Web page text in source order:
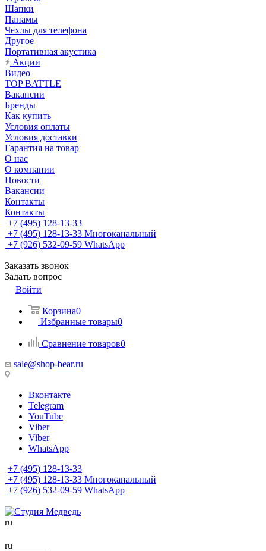
Шапки
Панамы
Чехлы для телефона
Другое
Портативная акустика
Акции
Видео
TOP BATTLE
Вакансии
Бренды
Как купить
Условия оплаты
Условия доставки
Гарантия на товар
О нас
О компании
Новости
Вакансии
Контакты
Контакты
+7 (495) 128-13-33
+7 (495) 128-13-33 Многоканальный
+7 (926) 532-09-59 WhatsApp
Заказать звонок
Задать вопрос
Войти
Корзина0
Избранные товары0
Сравнение товаров0
sale@shop-bear.ru
Вконтакте
Telegram
YouTube
Viber
Viber
WhatsApp
+7 (495) 128-13-33
+7 (495) 128-13-33 Многоканальный
+7 (926) 532-09-59 WhatsApp
ru
ru